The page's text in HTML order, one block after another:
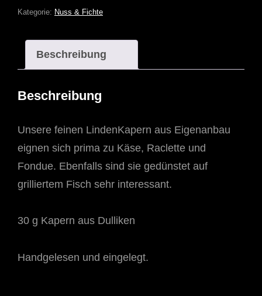
Kategorie: Nuss & Fichte
Beschreibung
Beschreibung
Unsere feinen LindenKapern aus Eigenanbau
eignen sich prima zu Käse, Raclette und
Fondue. Ebenfalls sind sie gedünstet auf
grilliertem Fisch sehr interessant.
30 g Kapern aus Dulliken
Handgelesen und eingelegt.